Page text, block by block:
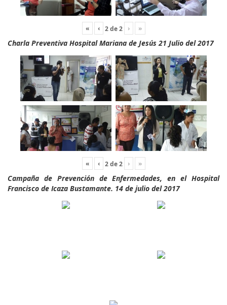
« ‹ 2de2 › »
Charla Preventiva Hospital Mariana de Jesús 21 Julio del 2017
« ‹ 2de2 › »
Campaña de Prevención de Enfermedades, en el Hospital
Francisco de Icaza Bustamante. 14 de julio del 2017